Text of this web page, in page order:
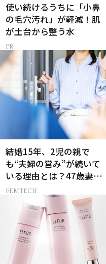
使い続けるうちに「小鼻
の毛穴汚れ」が軽減！肌
が土台から整う水
結婚15年、2児の親で
も“夫婦の営み”が続いて
いる理由とは？47歳妻が
実践する【レスにならな
FEMTECH